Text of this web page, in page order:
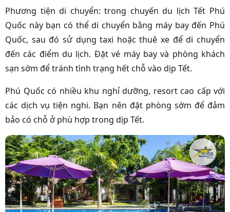
Phương tiện di chuyển: trong chuyến du lịch Tết Phú
Quốc này bạn có thể di chuyển bằng máy bay đến Phú
Quốc, sau đó sử dụng taxi hoặc thuê xe để di chuyển
đến các điểm du lịch. Đặt vé máy bay và phòng khách
sạn sớm để tránh tình trạng hết chỗ vào dịp Tết.
Phú Quốc có nhiều khu nghỉ dưỡng, resort cao cấp với
các dịch vụ tiện nghi. Bạn nên đặt phòng sớm để đảm
bảo có chỗ ở phù hợp trong dịp Tết.